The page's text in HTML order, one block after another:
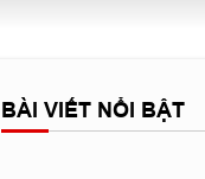
BÀI VIẾT NỔI BẬT